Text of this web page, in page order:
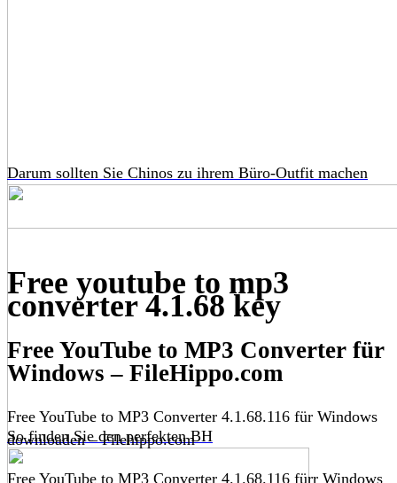
Darum sollten Sie Chinos zu ihrem Büro-Outfit machen
So finden Sie den perfekten BH
Free youtube to mp3
converter 4.1.68 key
Free YouTube to MP3 Converter für
Windows – FileHippo.com
Free YouTube to MP3 Converter 4.1.68.116 für Windows
downloaden – Filehippo.com
Free YouTube to MP3 Converter 4.1.68.116 fürr Windows